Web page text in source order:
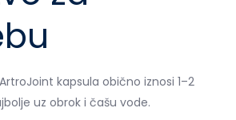
kapsula obično iznosi 1–2
uz obrok i čašu vode.